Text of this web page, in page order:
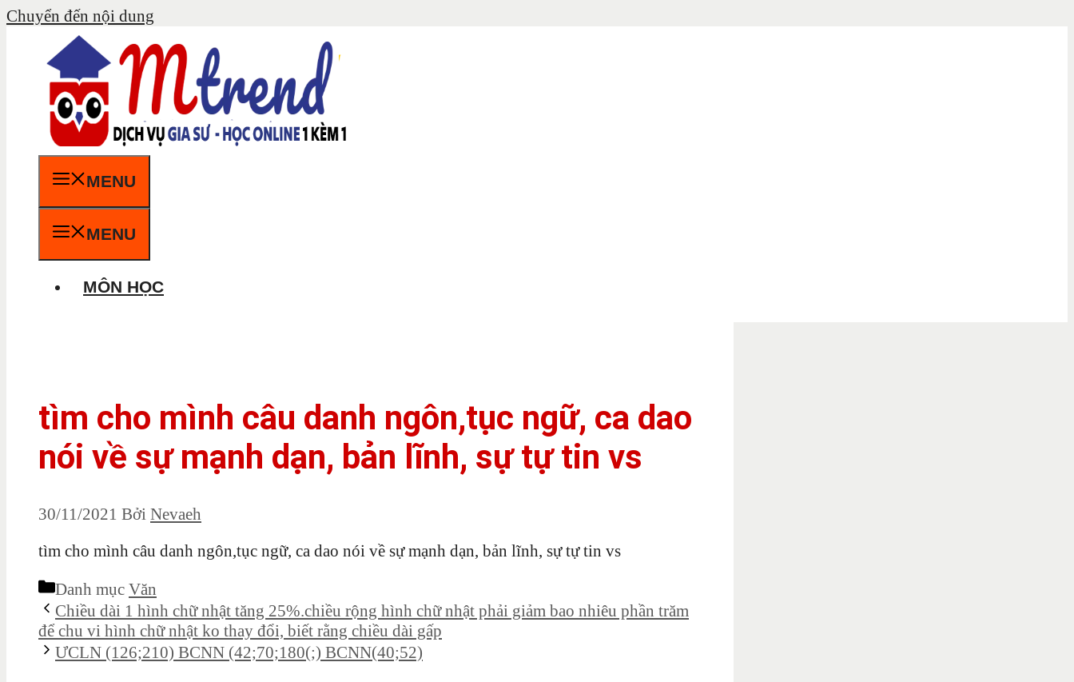
Chuyển đến nội dung
MENU
MENU
MÔN HỌC
tìm cho mình câu danh ngôn,tục ngữ, ca dao
nói về sự mạnh dạn, bản lĩnh, sự tự tin vs
30/11/2021 Bởi Nevaeh
tìm cho mình câu danh ngôn,tục ngữ, ca dao nói về sự mạnh dạn, bản lĩnh, sự tự tin vs
Danh mục Văn
Chiều dài 1 hình chữ nhật tăng 25%.chiều rộng hình chữ nhật phải giảm bao nhiêu phần trăm
để chu vi hình chữ nhật ko thay đổi, biết rằng chiều dài gấp
ƯCLN (126;210) BCNN (42;70;180(;) BCNN(40;52)